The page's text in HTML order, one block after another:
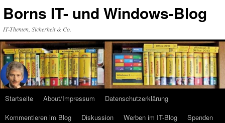
Inhalt
Borns IT- und Windows-Blog
IT-Themen, Sicherheit & Co.
Startseite About/Impressum
Datenschutzerklärung
Kommentieren im Blog
Diskussion Werben im IT-Blog
Spenden